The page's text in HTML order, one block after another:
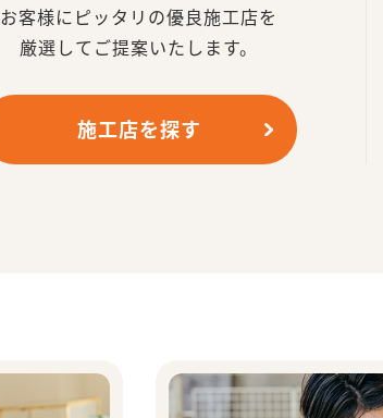
お客様にピッタリの優良施工店を
厳選してご提案いたします。
施工店を探す